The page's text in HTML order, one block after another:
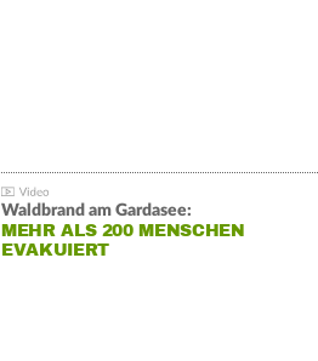
Waldbrand am Gardasee:
MEHR ALS 200 MENSCHEN
EVAKUIERT